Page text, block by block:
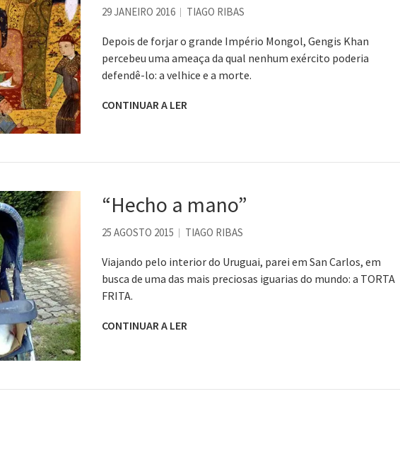
29 JANEIRO 2016 TIAGO RIBAS
Depois de forjar o grande Império Mongol, Gengis Khan
percebeu uma ameaça da qual nenhum exército poderia
defendê-lo: a velhice e a morte.
CONTINUAR A LER
“Hecho a mano”
25 AGOSTO 2015 TIAGO RIBAS
Viajando pelo interior do Uruguai, parei em San Carlos, em
busca de uma das mais preciosas iguarias do mundo: a TORTA
FRITA.
CONTINUAR A LER